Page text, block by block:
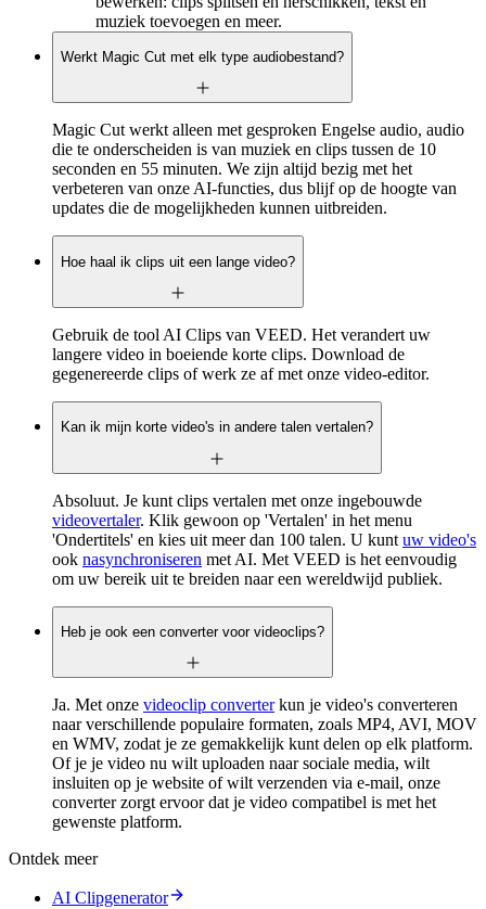
muziek toevoegen en meer.
Werkt Magic Cut met elk type audiobestand?
Magic Cut werkt alleen met gesproken Engelse audio, audio
die te onderscheiden is van muziek en clips tussen de 10
seconden en 55 minuten. We zijn altijd bezig met het
verbeteren van onze AI-functies, dus blijf op de hoogte van
updates die de mogelijkheden kunnen uitbreiden.
Hoe haal ik clips uit een lange video?
Gebruik de tool AI Clips van VEED. Het verandert uw
langere video in boeiende korte clips. Download de
gegenereerde clips of werk ze af met onze video-editor.
Kan ik mijn korte video's in andere talen vertalen?
Absoluut. Je kunt clips vertalen met onze ingebouwde
videovertaler. Klik gewoon op 'Vertalen' in het menu
'Ondertitels' en kies uit meer dan 100 talen. U kunt uw video's
ook nasynchroniseren met AI. Met VEED is het eenvoudig
om uw bereik uit te breiden naar een wereldwijd publiek.
Heb je ook een converter voor videoclips?
Ja. Met onze videoclip converterkun je video's converteren
naar verschillende populaire formaten, zoals MP4, AVI, MOV
en WMV, zodat je ze gemakkelijk kunt delen op elk platform.
Of je je video nu wilt uploaden naar sociale media, wilt
insluiten op je website of wilt verzenden via e-mail, onze
converter zorgt ervoor dat je video compatibel is met het
gewenste platform.
Ontdek meer
AI Clipgenerator